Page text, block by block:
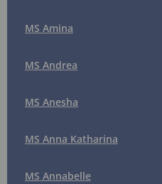
MS Amina
MS Andrea
MS Anesha
MS Anna Katharina
MS Annabelle